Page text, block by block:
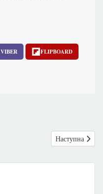
VIBER FLIPBOARD
Наступна
Наступна